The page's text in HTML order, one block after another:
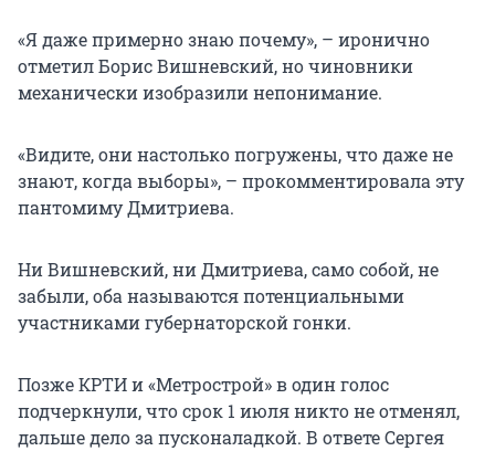
«Я даже примерно знаю почему», – иронично
отметил Борис Вишневский, но чиновники
механически изобразили непонимание.
«Видите, они настолько погружены, что даже не
знают, когда выборы», – прокомментировала эту
пантомиму Дмитриева.
Ни Вишневский, ни Дмитриева, само собой, не
забыли, оба называются потенциальными
участниками губернаторской гонки.
Позже КРТИ и «Метрострой» в один голос
подчеркнули, что срок 1 июля никто не отменял,
дальше дело за пусконаладкой. В ответе Сергея